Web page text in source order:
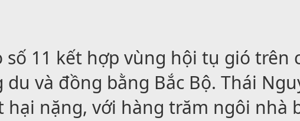
11 kết hợp vùng hội tụ gió trên
và đồng bằng Bắc Bộ. Thái
nặng, với hàng trăm ngôi nhà